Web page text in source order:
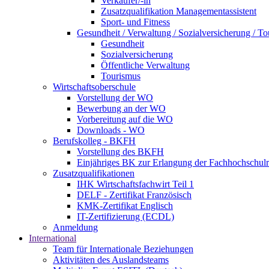
Zusatzqualifikation Managementassistent
Sport- und Fitness
Gesundheit / Verwaltung / Sozialversicherung /
Gesundheit
Sozialversicherung
Öffentliche Verwaltung
Tourismus
Wirtschaftsoberschule
Vorstellung der WO
Bewerbung an der WO
Vorbereitung auf die WO
Downloads - WO
Berufskolleg - BKFH
Vorstellung des BKFH
Einjähriges BK zur Erlangung der
Zusatzqualifikationen
IHK Wirtschaftsfachwirt Teil 1
DELF - Zertifikat Französisch
KMK-Zertifikat Englisch
IT-Zertifizierung (ECDL)
Anmeldung
International
Team für Internationale Beziehungen
Aktivitäten des Auslandsteams